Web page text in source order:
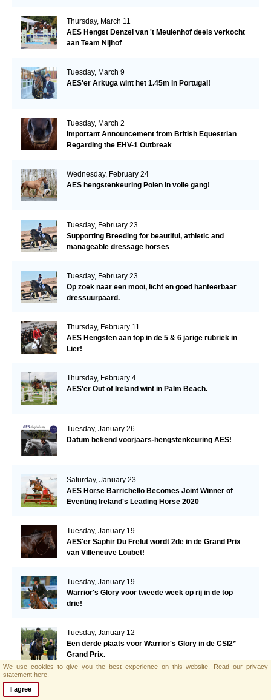
Thursday, March 11
AES Hengst Denzel van 't Meulenhof deels verkocht
aan Team Nijhof
Tuesday, March 9
AES'er Arkuga wint het 1.45m in Portugal!
Tuesday, March 2
Important Announcement from British Equestrian
Regarding the EHV-1 Outbreak
Wednesday, February 24
AES hengstenkeuring Polen in volle gang!
Tuesday, February 23
Supporting Breeding for beautiful, athletic and
manageable dressage horses
Tuesday, February 23
Op zoek naar een mooi, licht en goed hanteerbaar
dressuurpaard.
Thursday, February 11
AES Hengsten aan top in de 5 & 6 jarige rubriek in
Lier!
Thursday, February 4
AES'er Out of Ireland wint in Palm Beach.
Tuesday, January 26
Datum bekend voorjaars-hengstenkeuring AES!
Saturday, January 23
AES Horse Barrichello Becomes Joint Winner of
Eventing Ireland's Leading Horse 2020
Tuesday, January 19
AES'er Saphir Du Frelut wordt 2de in de Grand Prix
van Villeneuve Loubet!
Tuesday, January 19
Warrior's Glory voor tweede week op rij in de top
drie!
Tuesday, January 12
Een derde plaats voor Warrior's Glory in de CSI2*
Grand Prix.
We use cookies to give you the best experience on this website. Read our privacy
statement here.
I agree